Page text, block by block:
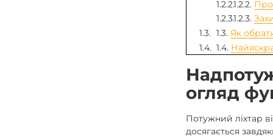
1.2.2.
1.2.3.
1.3. Як
1.4.
огляд
Потужний ліхтар
досягається